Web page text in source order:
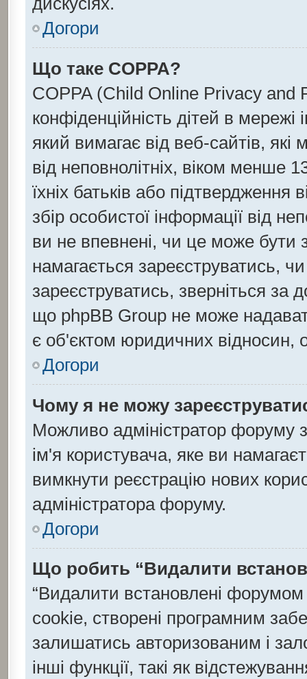
Догори
Що таке COPPA?
COPPA (Child Online Privacy and
конфіденційність дітей в
який вимагає від веб-сайтів,
від неповнолітніх, віком менше
їхніх батьків або підтвердження
збір особистої інформації від
ви не впевнені, чи це може бути
намагається зареєструватись,
зареєструватись, зверніться
що phpBB Group не може
є об'єктом юридичних відносин,
Догори
Чому я не можу
Можливо адміністратор форуму
ім'я користувача, яке ви
вимкнути реєстрацію нових
адміністратора форуму.
Догори
Що робить “Видалити
“Видалити встановлені
cookie, створені програмним
залишатись авторизованим і
інші функції, такі як